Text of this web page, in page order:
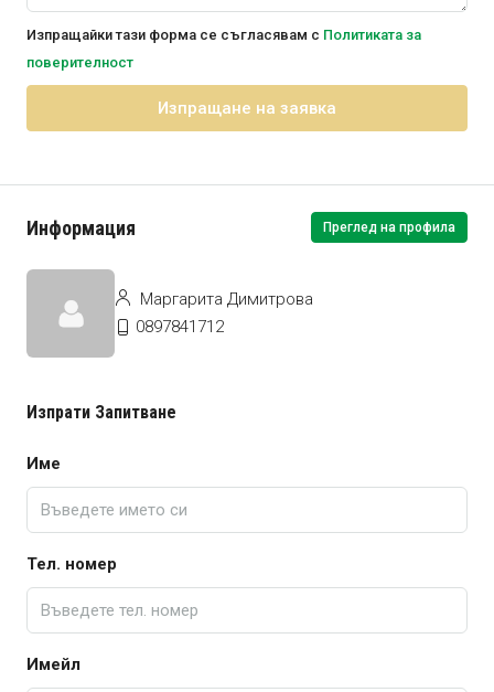
Изпращайки тази форма се съгласявам с Политиката за
поверителност
Изпращане на заявка
Информация Преглед на профила
Маргарита Димитрова
0897841712
Изпрати Запитване
Име
Тел. номер
Имейл